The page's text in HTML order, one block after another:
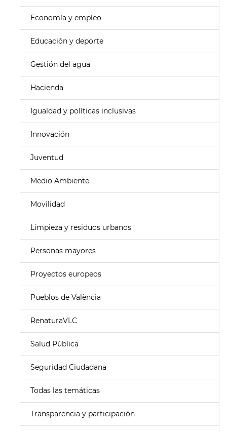
Economía y empleo
Educación y deporte
Gestión del agua
Hacienda
Igualdad y políticas inclusivas
Innovación
Juventud
Medio Ambiente
Movilidad
Limpieza y residuos urbanos
Personas mayores
Proyectos europeos
Pueblos de València
RenaturaVLC
Salud Pública
Seguridad Ciudadana
Todas las temáticas
Transparencia y participación